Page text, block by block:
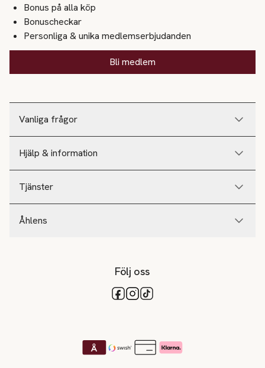
Vanliga frågor
Hjälp & information
Tjänster
Åhlens
Bonus på alla köp
Bonuscheckar
Personliga & unika medlemserbjudanden
Bli medlem
Följ oss